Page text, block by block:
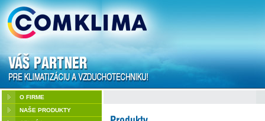
O FIRME
NAŠE PRODUKTY